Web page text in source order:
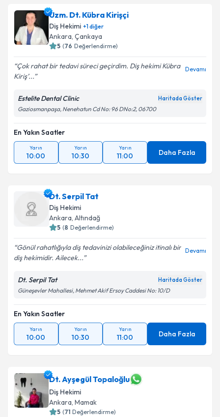
Uzm. Dt. Kübra Kirişçi
Diş Hekimi +1diğer
Ankara, Çankaya
5 (76 Değerlendirme)
Çok rahat bir tedavi süreci geçirdim. Diş hekimi Kübra
Kiriş’...
Devamı
Estelite Dental Clinic Haritada Göster
Gaziosmanpaşa, Nenehatun Cd No: 96 DNo:2, 06700
En Yakın Saatler
Yarın
10:00
Yarın
10:30
Yarın
11:00 Daha Fazla
Dt. Serpil Tat
Diş Hekimi
Ankara, Altındağ
5 (8 Değerlendirme)
Gönül rahatlığıyla diş tedavinizi olabileceğiniz itinalı bir
diş hekimidir. Ailecek...
Devamı
Dt. Serpil Tat Haritada Göster
Güneşevler Mahallesi, Mehmet Akif Ersoy Caddesi No: 10/D
En Yakın Saatler
Yarın
10:00
Yarın
10:30
Yarın
11:00 Daha Fazla
Dt. Ayşegül Topaloğlu
Diş Hekimi
Ankara, Mamak
5 (71 Değerlendirme)